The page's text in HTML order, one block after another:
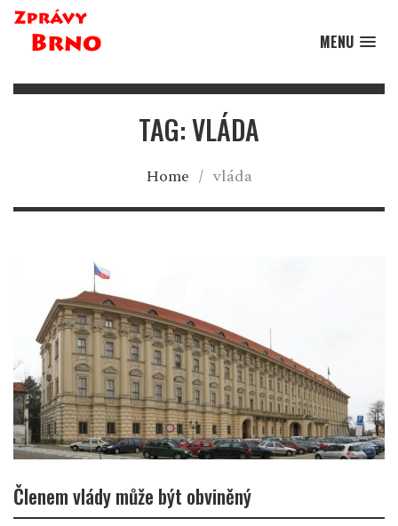
MENU
TAG: VLÁDA
Home / vláda
Členem vlády může být obviněný